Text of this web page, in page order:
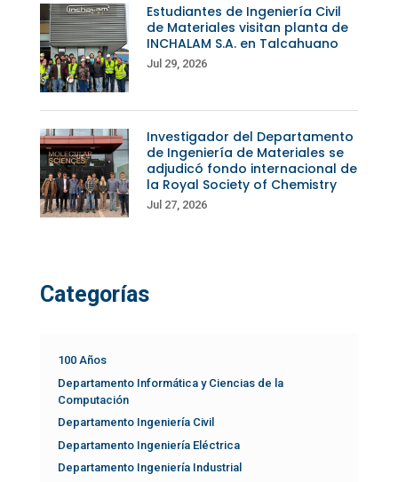
Estudiantes de Ingeniería Civil
de Materiales visitan planta de
INCHALAM S.A. en Talcahuano
Jul 29, 2026
Investigador del Departamento
de Ingeniería de Materiales se
adjudicó fondo internacional de
la Royal Society of Chemistry
Jul 27, 2026
Categorías
100 Años
Departamento Informática y Ciencias de la
Computación
Departamento Ingeniería Civil
Departamento Ingeniería Eléctrica
Departamento Ingeniería Industrial